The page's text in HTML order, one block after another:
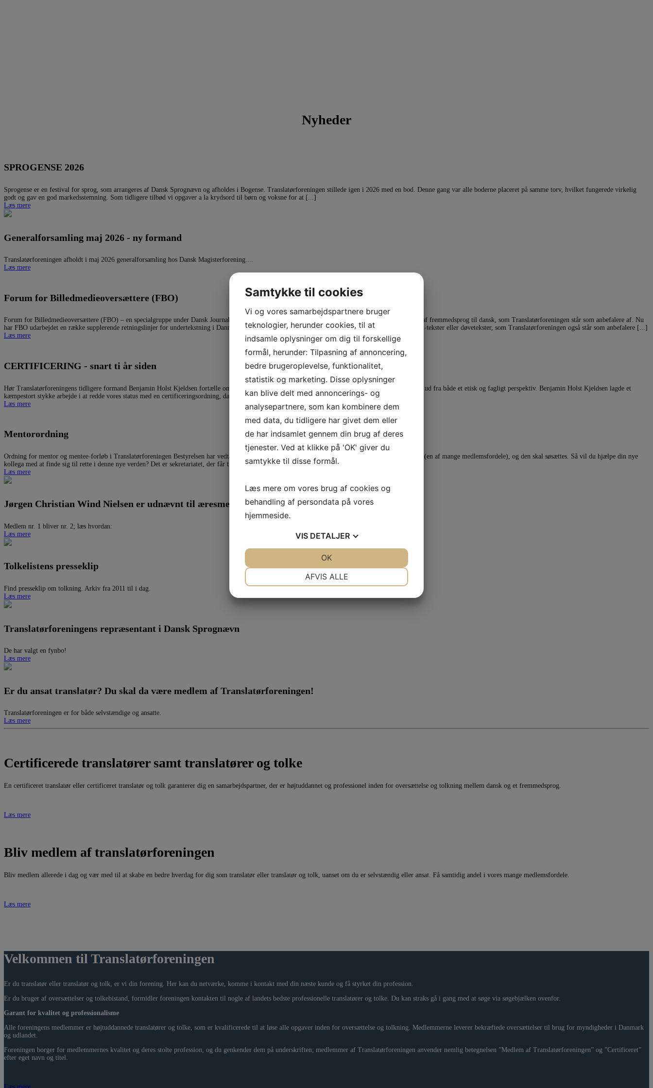
Nyheder
SPROGENSE 2026
Sprogense er en festival for sprog, som arrangeres af Dansk Sprognævn og afholdes i Bogense. Translatørforeningen stillede igen i 2026 med en bod. Denne gang var alle boderne placeret på samme torv, hvilket fungerede virkelig
godt og gav en god markedsstemning. Som tidligere tilbød vi opgaver a la krydsord til børn og voksne for at [...]
Læs mere
Generalforsamling maj 2026 - ny formand
Translatørforeningen afholdt i maj 2026 generalforsamling hos Dansk Magisterforening....
Læs mere
Forum for Billedmedieoversættere (FBO)
Forum for Billedmedieoversættere (FBO) – en specialgruppe under Dansk Journalistforbund – har tidligere udarbejdet retningslinjer for undertekstning af fremmedsprog til dansk, som Translatørforeningen står som anbefalere af. Nu
har FBO udarbejdet en række supplerende retningslinjer for undertekstning i Danmark, nemlig retningslinjer for TH-tekster, hvilket vil sige dansk-dansk-tekster eller døvetekster, som Translatørforeningen også står som anbefalere [...]
Læs mere
CERTIFICERING - snart ti år siden
Hør Translatørforeningens tidligere formand Benjamin Holst Kjeldsen fortælle om certificeringen af translatører og tolke og hvorfor den er så vigtig set ud fra både et etisk og fagligt perspektiv. Benjamin Holst Kjeldsen lagde et
kæmpestort stykke arbejde i at redde vores status med en certificeringsordning, da statsautorisationen blev afskaffet ved udgangen af 2015.
Læs mere
Mentorordning
Ordning for mentor og mentee-forløb i Translatørforeningen Bestyrelsen har vedtaget den mentorordning, som vi som forening lover vores medlemmer (en af mange medlemsfordele), og den skal søsættes. Så vil du hjælpe din nye
kollega med at finde sig til rette i denne nye verden? Det er sekretariatet, der får til opgave at sætte mentor og mentee [...]
Læs mere
Jørgen Christian Wind Nielsen er udnævnt til æresmedlem af Translatørforeningen
Medlem nr. 1 bliver nr. 2; læs hvordan:
Læs mere
Tolkelistens presseklip
Find presseklip om tolkning. Arkiv fra 2011 til i dag.
Læs mere
Translatørforeningens repræsentant i Dansk Sprognævn
De har valgt en fynbo!
Læs mere
Er du ansat translatør? Du skal da være medlem af Translatørforeningen!
Translatørforeningen er for både selvstændige og ansatte.
Læs mere
Certificerede translatører samt translatører og tolke
En certificeret translatør eller certificeret translatør og tolk garanterer dig en samarbejdspartner, der er højtuddannet og professionel inden for oversættelse og tolkning mellem dansk og et fremmedsprog.
Læs mere
Bliv medlem af translatørforeningen
Bliv medlem allerede i dag og vær med til at skabe en bedre hverdag for dig som translatør eller translatør og tolk, uanset om du er selvstændig eller ansat. Få samtidig andel i vores mange medlemsfordele.
Læs mere
Velkommen til Translatørforeningen
Er du translatør eller translatør og tolk, er vi din forening. Her kan du netværke, komme i kontakt med din næste kunde og få styrket din profession.
Er du bruger af oversættelser og tolkebistand, formidler foreningen kontakten til nogle af landets bedste professionelle translatører og tolke. Du kan straks gå i gang med at søge via søgebjælken ovenfor.
Garant for kvalitet og professionalisme
Alle foreningens medlemmer er højtuddannede translatører og tolke, som er kvalificerede til at løse alle opgaver inden for oversættelse og tolkning. Medlemmerne leverer bekræftede oversættelser til brug for myndigheder i Danmark
og udlandet.
Foreningen borger for medlemmernes kvalitet og deres stolte profession, og du genkender dem på underskriften; medlemmer af Translatørforeningen anvender nemlig betegnelsen ”Medlem af Translatørforeningen” og ”Certificeret”
efter eget navn og titel.
Samtykke til cookies
Vi og vores samarbejdspartnere bruger
teknologier, herunder cookies, til at
indsamle oplysninger om dig til forskellige
formål, herunder: Tilpasning af annoncering,
bedre brugeroplevelse, funktionalitet,
statistik og marketing. Disse oplysninger
kan blive delt med annoncerings- og
analysepartnere, som kan kombinere dem
med data, du tidligere har givet dem eller
de har indsamlet gennem din brug af deres
tjenester. Ved at klikke på 'OK' giver du
samtykke til disse formål.
Læs mere om vores brug af cookies og
behandling af persondata på vores
hjemmeside.
VIS DETALJER
AFVIS ALLE
OK